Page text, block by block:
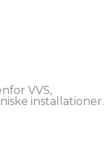
VVS,
installationer.